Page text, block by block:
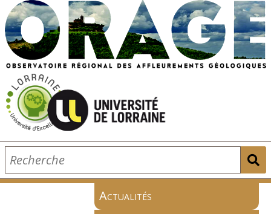
Actualités